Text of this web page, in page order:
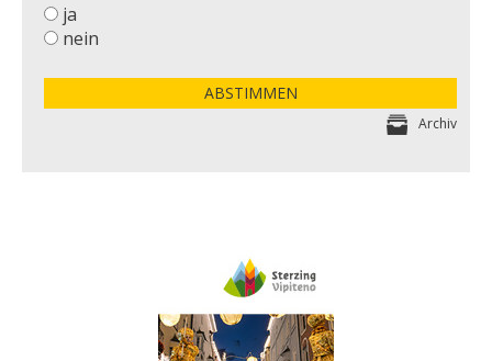
ja
nein
ABSTIMMEN
Archiv